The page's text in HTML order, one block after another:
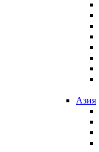
Азия